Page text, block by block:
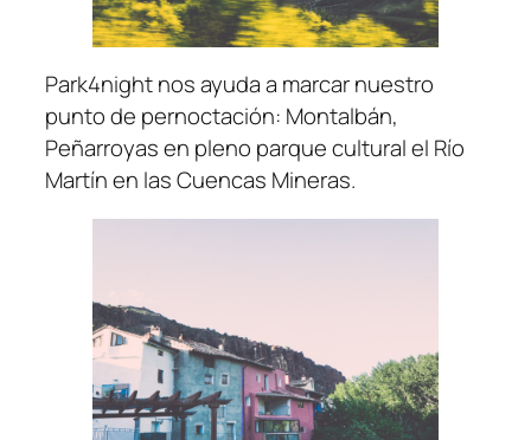
Park4night nos ayuda a marcar nuestro
punto de pernoctación: Montalbán,
Peñarroyas en pleno parque cultural el Río
Martín en las Cuencas Mineras.